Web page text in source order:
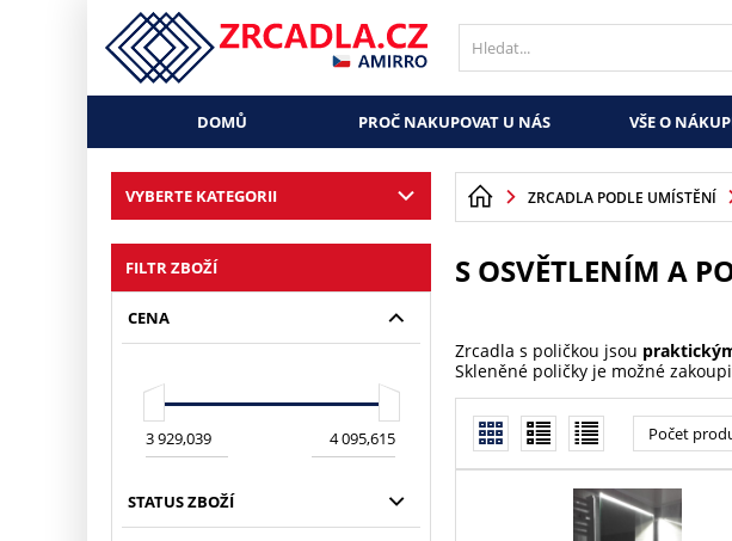
DOMŮ PROČ NAKUPOVAT U NÁS VŠE O
VYBERTE KATEGORII
FILTR ZBOŽÍ
CENA
STATUS ZBOŽÍ
ZRCADLA PODLE UMÍSTĚNÍ
S OSVĚTLENÍM A
Zrcadla s poličkou jsou
Skleněné poličky je možné
Počet